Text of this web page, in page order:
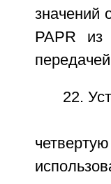
значений
PAPR из
22.